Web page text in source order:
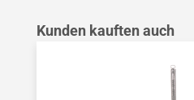
Produktgalerie überspringen
Kunden kauften auch